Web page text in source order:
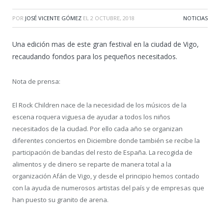
POR JOSÉ VICENTE GÓMEZ EL 2 OCTUBRE, 2018 NOTICIAS
Una edición mas de este gran festival en la ciudad de Vigo,
recaudando fondos para los pequeños necesitados.
Nota de prensa:
El Rock Children nace de la necesidad de los músicos de la
escena roquera viguesa de ayudar a todos los niños
necesitados de la ciudad. Por ello cada año se organizan
diferentes conciertos en Diciembre donde también se recibe la
participación de bandas del resto de España. La recogida de
alimentos y de dinero se reparte de manera total a la
organización Afán de Vigo, y desde el principio hemos contado
con la ayuda de numerosos artistas del país y de empresas que
han puesto su granito de arena.